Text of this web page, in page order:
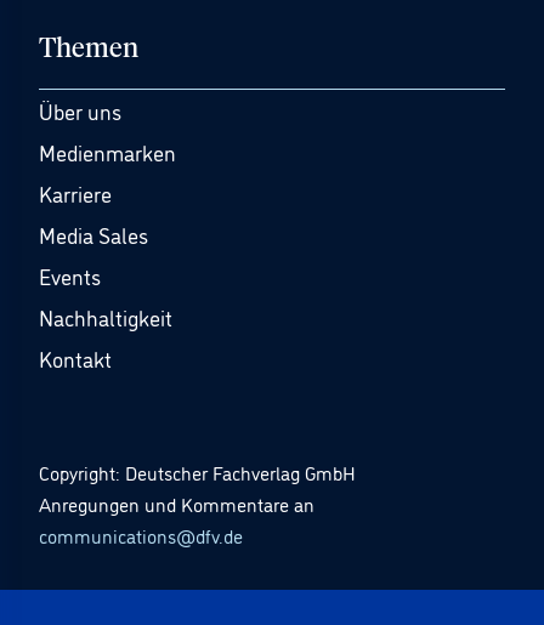
Themen
Über uns
Medienmarken
Karriere
Media Sales
Events
Nachhaltigkeit
Kontakt
Copyright: Deutscher Fachverlag GmbH
Anregungen und Kommentare an
communications@dfv.de